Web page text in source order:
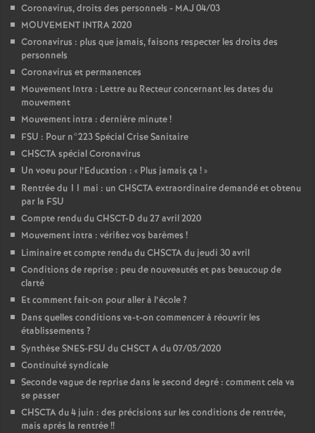
Coronavirus, droits des personnels - MAJ 04/03
MOUVEMENT INTRA 2020
Coronavirus : plus que jamais, faisons respecter les droits des
personnels
Coronavirus et permanences
Mouvement Intra : Lettre au Recteur concernant les dates du
mouvement
Mouvement intra : dernière minute!
FSU : Pour n°223 Spécial Crise Sanitaire
CHSCTA spécial Coronavirus
Un voeu pour l’Education : « Plus jamais ça !»
Rentrée du 11 mai : un CHSCTA extraordinaire demandé et obtenu
par la FSU
Compte rendu du CHSCT-D du 27 avril 2020
Mouvement intra : vérifiez vos barèmes !
Liminaire et compte rendu du CHSCTA du jeudi 30 avril
Conditions de reprise : peu de nouveautés et pas beaucoup de
clarté
Et comment fait-on pour aller à l’école?
Dans quelles conditions va-t-on commencer à réouvrir les
établissements ?
Synthèse SNES-FSU du CHSCT A du 07/05/2020
Continuité syndicale
Seconde vague de reprise dans le second degré : comment cela va
se passer
CHSCTA du 4 juin : des précisions sur les conditions de rentrée,
mais aprés la rentrée!!